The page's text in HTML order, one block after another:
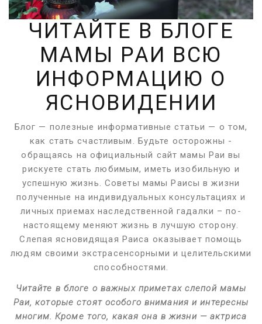
ЧИТАЙТЕ В БЛОГЕ
МАМЫ РАИ ВСЮ
ИНФОРМАЦИЮ О
ЯСНОВИДЕНИИ
Блог — полезные информативные статьи — о том,
как стать счастливым. Будьте осторожны -
обращаясь на официальный сайт мамы Раи вы
рискуете стать любимым, иметь изобильную и
успешную жизнь. Советы мамы Раисы в жизни
полученные на индивидуальных консультациях и
личных приемах наследственной гадалки – по-
настоящему меняют жизнь в лучшую сторону.
Слепая ясновидящая Раиса оказывает помощь
людям своими экстрасенсорными и целительскими
способностями.
Читайте в блоге о важных приметах слепой мамы
Раи, которые стоят особого внимания и интересны
многим. Кроме того, какая она в жизни — актриса